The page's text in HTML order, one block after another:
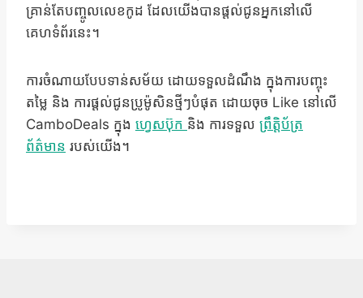
គ្រាន់តែបញ្ចូលលេខកូដ ដែលយើងបានផ្តល់ជូនអ្នកនៅលើ
គេហទំព័រនេះ។
ការចំណាយបែបទាន់សម័យ ដោយទទួលដំណឹង ក្នុងការបញ្ចុះ
តម្លៃ និង ការផ្តល់ជូនប្រូម៉ូសិនថ្មីៗបំផុត ដោយចុច Like នៅលើ
CamboDeals ក្នុង ហ្វេសប៊ុក និង ការទទួល ព្រឹត្តិប័ត្រ
ព័ត៌មាន របស់យើង។